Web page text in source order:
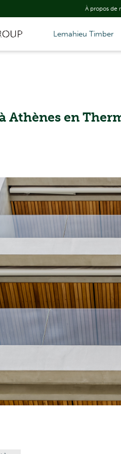
À propos de
Lemahieu Timber
Athènes en